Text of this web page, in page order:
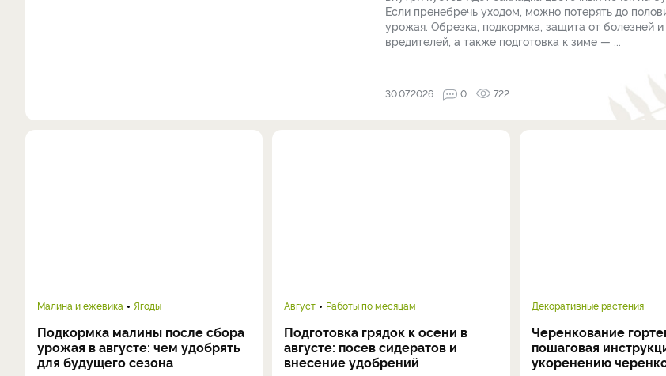
Если пренебречь уходом, можно потерять до
урожая. Обрезка, подкормка, защита от болезней и
вредителей, а также подготовка к зиме — ...
30.07.2026 0 722
Малина и ежевика Ягоды
Подкормка малины после сбора
урожая в августе: чем удобрять
для будущего сезона
Август Работы по месяцам
Подготовка грядок к осени в
августе: посев сидератов и
внесение удобрений
Декоративные растения
Черенкование
пошаговая
укоренению